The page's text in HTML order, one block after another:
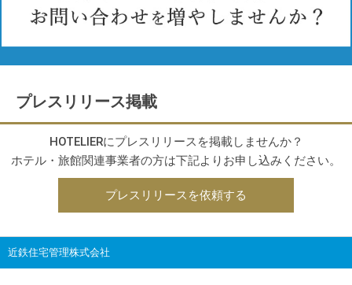
プレスリリース掲載
HOTELIERにプレスリリースを掲載しませんか？
ホテル・旅館関連事業者の方は下記よりお申し込みください。
プレスリリースを依頼する
近鉄住宅管理株式会社